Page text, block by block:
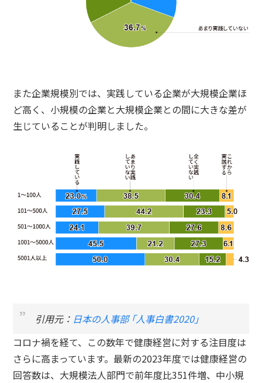
また企業規模別では、実践している企業が大規模企業ほ
ど高く、小規模の企業と大規模企業との間に大きな差が
生じていることが判明しました。
引用元： 日本の人事部 ｢人事白書2020｣
コロナ禍を経て、この数年で健康経営に対する注目度は
さらに高まっています。最新の2023年度では健康経営の
回答数は、大規模法人部門で前年度比351件増、中小規